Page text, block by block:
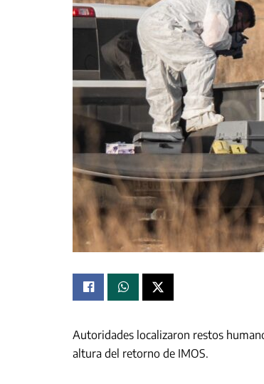
Autoridades localizaron restos
altura del retorno de IMOS.